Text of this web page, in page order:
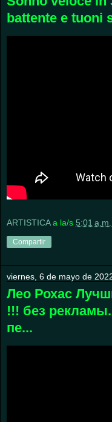
battente e tuoni
ARTISTICA a la/s 5:01 a.m.
Compartir
viernes, 6 de mayo de
Лео Рохас
!!! без
пе...